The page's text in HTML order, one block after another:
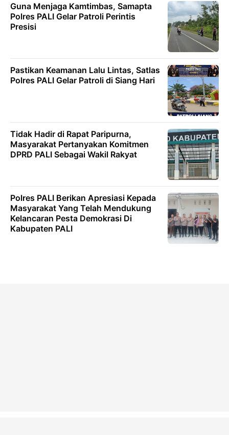
Guna Menjaga Kamtimbas, Samapta
Polres PALI Gelar Patroli Perintis
Presisi
Pastikan Keamanan Lalu Lintas, Satlas
Polres PALI Gelar Patroli di Siang Hari
Tidak Hadir di Rapat Paripurna,
Masyarakat Pertanyakan Komitmen
DPRD PALI Sebagai Wakil Rakyat
Polres PALI Berikan Apresiasi Kepada
Masyarakat Yang Telah Mendukung
Kelancaran Pesta Demokrasi Di
Kabupaten PALI